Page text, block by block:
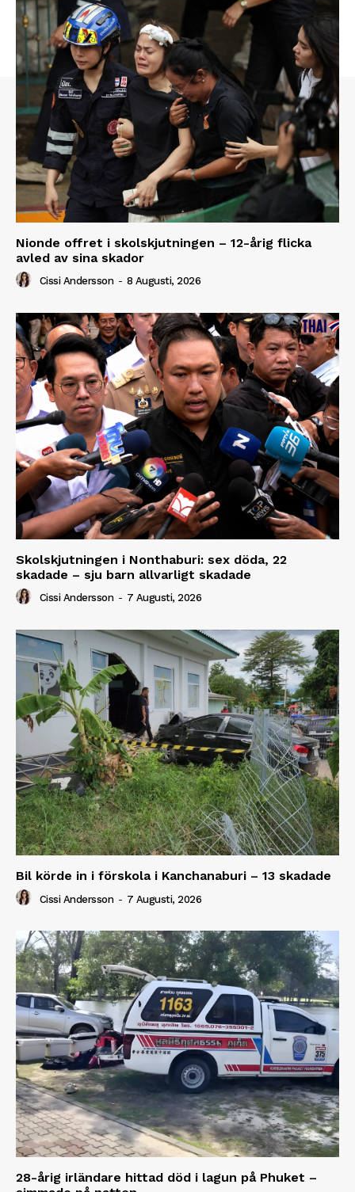
Nionde offret i skolskjutningen – 12-årig flicka
avled av sina skador
Cissi Andersson - 8 Augusti, 2026
Skolskjutningen i Nonthaburi: sex döda, 22
skadade – sju barn allvarligt skadade
Cissi Andersson - 7 Augusti, 2026
Bil körde in i förskola i Kanchanaburi – 13 skadade
Cissi Andersson - 7 Augusti, 2026
28-årig irländare hittad död i lagun på Phuket –